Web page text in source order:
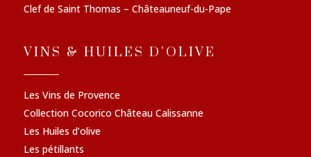
Clef de Saint Thomas – Châteauneuf-du-Pape
VINS & HUILES D'OLIVE
Les Vins de Provence
Collection Cocorico Château Calissanne
Les Huiles d’olive
Les pétillants